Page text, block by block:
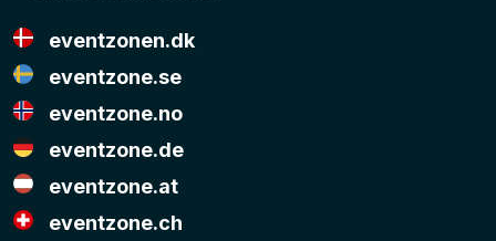
eventzonen.dk
eventzone.se
eventzone.no
eventzone.de
eventzone.at
eventzone.ch